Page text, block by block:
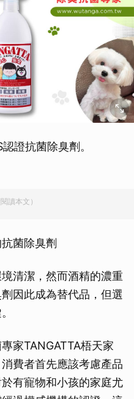
證抗菌除臭劑。
讀本文）
菌除臭劑
清潔，然而酒精的濃重
因此成為替代品，但選
家TANGATTA梧天家
費者首先應該考慮產品
有寵物和小孩的家庭尤